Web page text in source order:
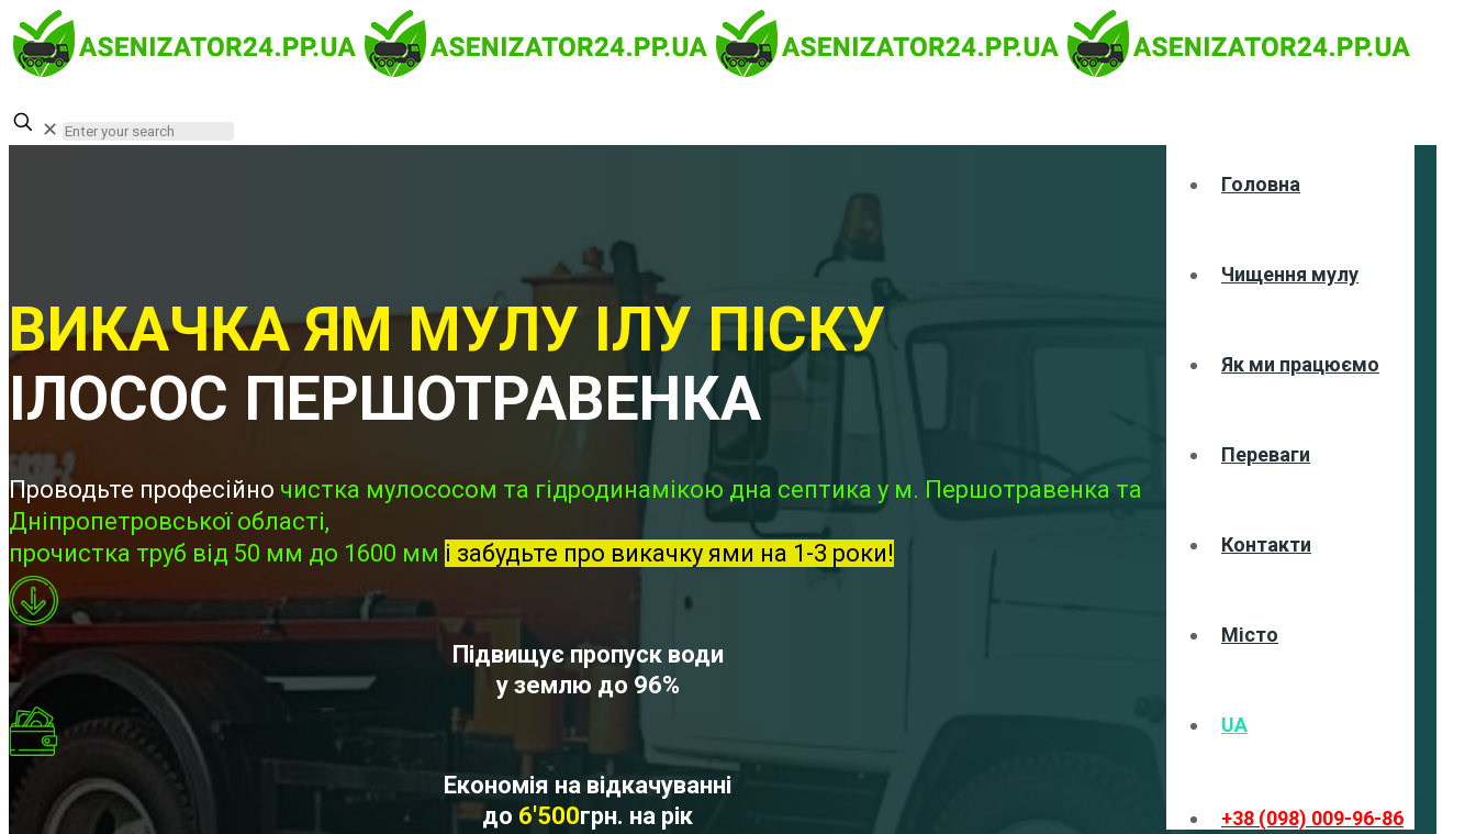
Головна
Чищення мулу
Як ми працюємо
Переваги
Контакти
Місто
UA
+38 (098) 009-96-86
✕
ВИКАЧКА ЯМ МУЛУ ІЛУ ПІСКУ
ІЛОСОС ПЕРШОТРАВЕНКА
Проводьте професійно чистка мулососом та гідродинамікою дна септика у м. Першотравенка та
Дніпропетровської області,
прочистка труб від 50 мм до 1600 мм і забудьте про викачку ями на 1-3 роки!
Підвищує пропуск води
у землю до 96%
Економія на відкачуванні
до 6'500грн. на рік